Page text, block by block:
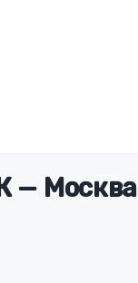
— Москва